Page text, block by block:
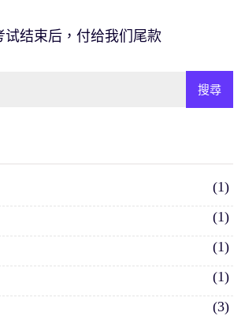
试结束后，付给我们尾款
(1)
(1)
(1)
(1)
(3)